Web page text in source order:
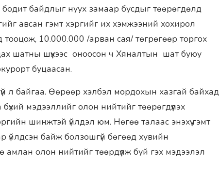
байдлыг нуух замаар бусдыг төөрөгдөлд
авсан гэмт хэргийг их хэмжээний хохирол
тооцож, 10.000.000 /арван сая/ төгрөгөөр торгох
шатны шүүхээс оноосон ч Хяналтын шат буюу
буцаасан.
л байгаа. Өөрөөр хэлбэл мордохын хазгай байхад
мэдээллийг олон нийтийг төөрөгдүүлэх
шинжтэй үйлдэл юм. Нөгөө талаас энэхүү гэмт
үйлдсэн байж болзошгүй бөгөөд хувийн
олон нийтийг төөрдүүлж буй гэх мэдээлэл